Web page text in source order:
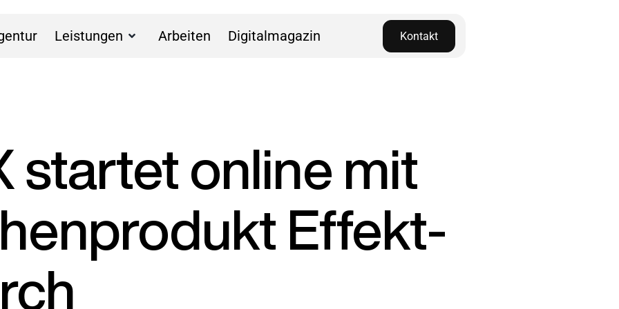
Leistungen Arbeiten Digitalmagazin Kontakt
startet online mit
Effekt­